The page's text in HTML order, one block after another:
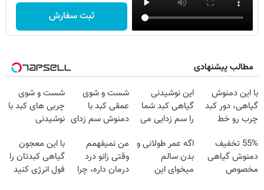
ثبت سفارش
مطالب پیشنهادی
با این دمنوش
گیاهی، دور کبد
چرب رو خط
این نوشیدنی
گیاهی کبد شما
را سم زدایی می
مرجوعی)
شست و شوی
عمقی کبد با
دمنوش سم زدای
شست و شوی
چربی های کبد با
نوشیدنی
55% تخفیف
دمنوش گیاهی
مخصوص
اگه عمر طولانی و
بدن سالم
میخوای این
من نمیفهمم
وقتی زانو درد
درمان داره، چرا
با این معجون
گیاهی کبدتان را
فول انرژی کنید